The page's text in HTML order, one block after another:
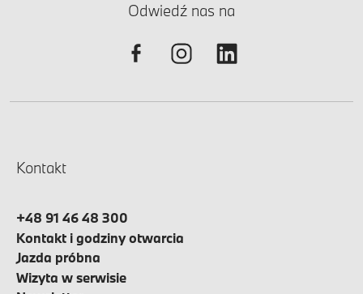
Odwiedź nas na
Kontakt
+48 91 46 48 300
Kontakt i godziny otwarcia
Jazda próbna
Wizyta w serwisie